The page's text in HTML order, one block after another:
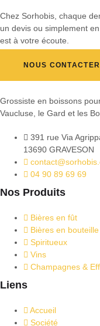
Chez Sorhobis, chaque
un devis ou simplement
est à votre écoute.
NOUS CONTACTER
Grossiste en boissons
Vaucluse, le Gard et les
391 rue Via
13690 GRAVESON
04 90 89 69 69
Nos Produits
Bières en fût
Bières en bouteille
Spiritueux
Vins
Champagnes &
Liens
Accueil
Société